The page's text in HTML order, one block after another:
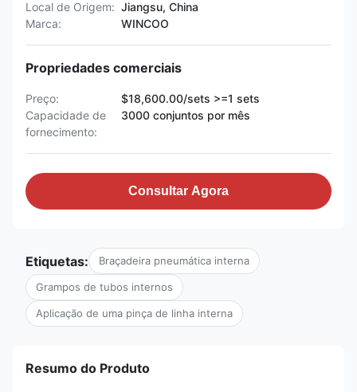
Local de Origem: Jiangsu, China
Marca:
WINCOO
Propriedades comerciais
Preço:
$18,600.00/sets >=1 sets
Capacidade de
fornecimento:
3000 conjuntos por mês
Consultar Agora
Etiquetas: Braçadeira pneumática interna
Grampos de tubos internos
Aplicação de uma pinça de linha interna
Resumo do Produto